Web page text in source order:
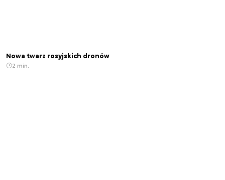
Nowa twarz rosyjskich dronów
2 min.